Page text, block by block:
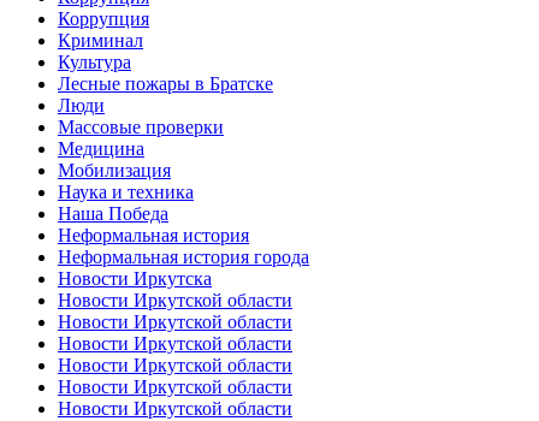
Коррупция
Криминал
Культура
Лесные пожары в Братске
Люди
Массовые проверки
Медицина
Мобилизация
Наука и техника
Наша Победа
Неформальная история
Неформальная история города
Новости Иркутска
Новости Иркутской области
Новости Иркутской области
Новости Иркутской области
Новости Иркутской области
Новости Иркутской области
Новости Иркутской области